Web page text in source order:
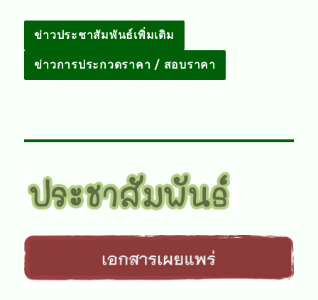
ข่าวประชาสัมพันธ์เพิ่มเติม
ข่าวการประกวดราคา / สอบราคา